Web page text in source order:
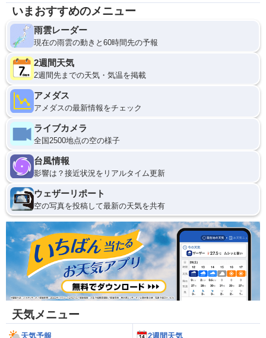
いまおすすめのメニュー
雨雲レーダー
現在の雨雲の動きと60時間先の予報
2週間天気
2週間先までの天気・気温を掲載
アメダス
アメダスの最新情報をチェック
ライブカメラ
全国2500地点の空の様子
台風情報
影響は？接近状況をリアルタイム更新
ウェザーリポート
空の写真を投稿して最新の天気を共有
天気メニュー
天気予報 2週間天気